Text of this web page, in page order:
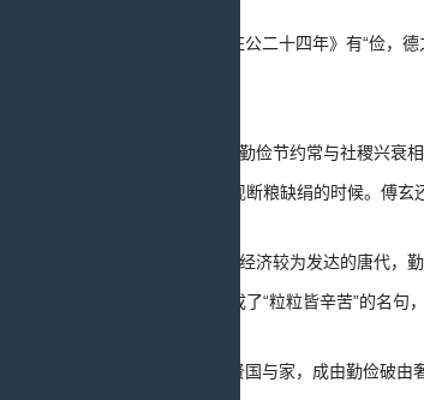
《左传·庄公二十四年》有“俭，
在古代，勤俭节约常与社稷兴衰
约，必然会出现断粮缺绢的时候。傅
到了社会经济较为发达的唐代，
系在一起，凝成了“粒粒皆辛苦”的名句
“历览前贤国与家，成由勤俭破